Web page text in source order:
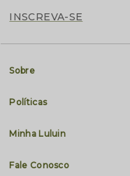
INSCREVA-SE
Sobre
Políticas
Minha Luluin
Fale Conosco